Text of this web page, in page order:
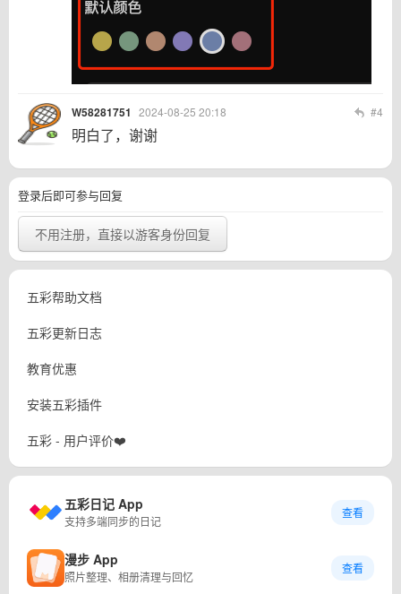
W58281751 2024-08-25 20:18 #4
明白了，谢谢
登录后即可参与回复
不用注册，直接以游客身份回复
五彩帮助文档
五彩更新日志
教育优惠
安装五彩插件
五彩 - 用户评价❤️
五彩日记 App
支持多端同步的日记
查看
漫步 App
照片整理、相册清理与回忆
查看